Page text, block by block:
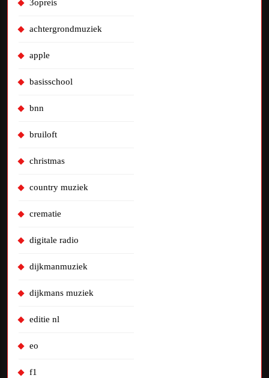
3opreis
achtergrondmuziek
apple
basisschool
bnn
bruiloft
christmas
country muziek
crematie
digitale radio
dijkmanmuziek
dijkmans muziek
editie nl
eo
f1